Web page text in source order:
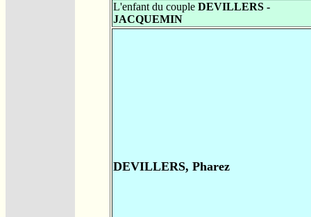
L'enfant du couple DEVILLERS -
JACQUEMIN
DEVILLERS, Pharez